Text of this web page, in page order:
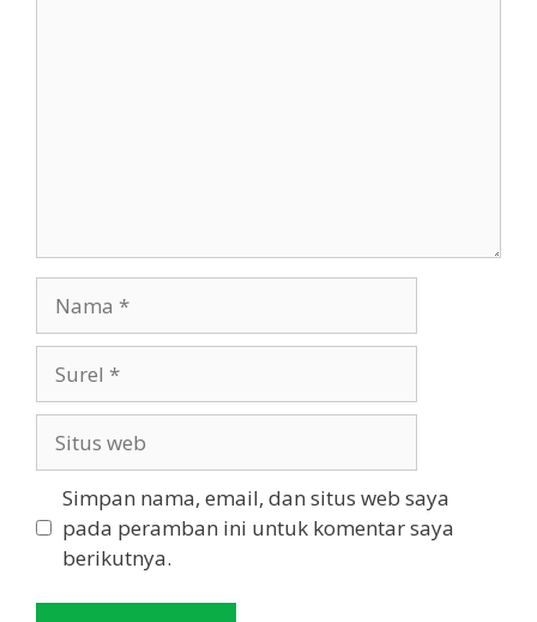
web
Simpan nama, email, dan situs web saya
pada peramban ini untuk komentar saya
berikutnya.